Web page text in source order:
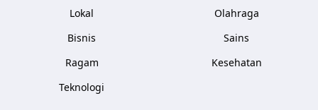
Lokal
Bisnis
Ragam
Teknologi
Olahraga
Sains
Kesehatan